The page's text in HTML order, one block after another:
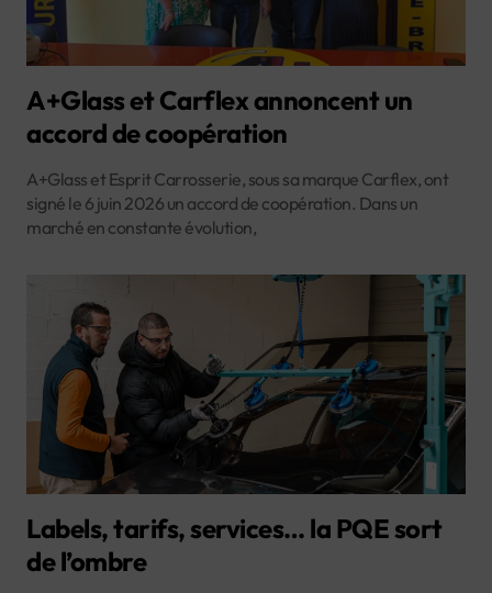
A+Glass et Carflex annoncent un
accord de coopération
A+Glass et Esprit Carrosserie, sous sa marque Carflex, ont
signé le 6 juin 2026 un accord de coopération. Dans un
marché en constante évolution,
Labels, tarifs, services… la PQE sort
de l’ombre